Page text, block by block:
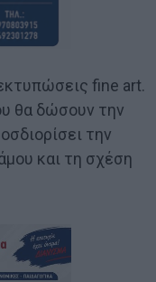
fine art.
θα δώσουν την
την
και τη σχέση